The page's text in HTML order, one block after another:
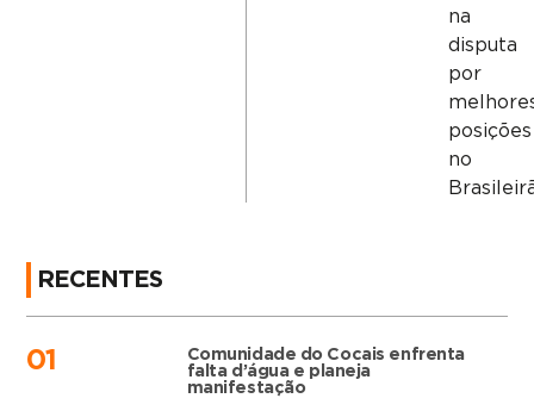
na
disputa
por
posições
no
RECENTES
01
Comunidade do Cocais enfrenta
falta d’água e planeja
manifestação